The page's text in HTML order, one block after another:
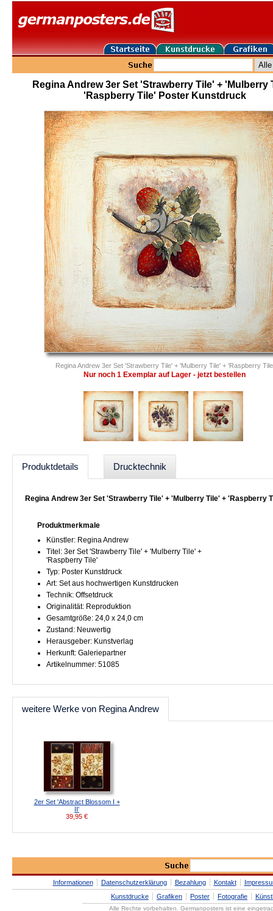
Regina Andrew 3er Set 'Strawberry Tile' + 'Mulberry
'Raspberry Tile' Poster Kunstdruck
Regina Andrew 3er Set 'Strawberry Tile' + 'Mulberry Tile' + 'Raspberry
Nur noch 1 Exemplar auf Lager - jetzt bestellen
Produktdetails Drucktechnik
Regina Andrew 3er Set 'Strawberry Tile' + 'Mulberry Tile' + 'Raspberry
Produktmerkmale
Künstler: Regina Andrew
Titel: 3er Set 'Strawberry Tile' + 'Mulberry Tile' +
'Raspberry Tile'
Typ: Poster Kunstdruck
Art: Set aus hochwertigen Kunstdrucken
Technik: Offsetdruck
Originalität: Reproduktion
Gesamtgröße: 24,0 x 24,0 cm
Zustand: Neuwertig
Herausgeber: Kunstverlag
Herkunft: Galeriepartner
Artikelnummer: 51085
weitere Werke von Regina Andrew
2er Set 'Abstract Blossom I +
II'
39,95 €
Informationen Datenschutzerklärung Bezahlung Kontakt
Kunstdrucke
Grafiken Poster Fotografie
Alle Rechte vorbehalten. Germanposters ist eine